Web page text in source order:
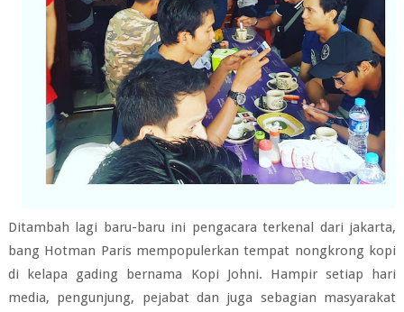
Ditambah lagi baru-baru ini pengacara terkenal dari jakarta,
bang Hotman Paris mempopulerkan tempat nongkrong kopi
di kelapa gading bernama Kopi Johni. Hampir setiap hari
media, pengunjung, pejabat dan juga sebagian masyarakat